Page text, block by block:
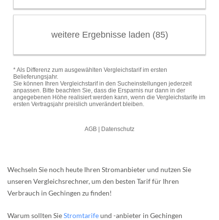
Wechseln Sie noch heute Ihren Stromanbieter und nutzen Sie
unseren Vergleichsrechner, um den besten Tarif für Ihren
Verbrauch in Gechingen zu finden!
Warum sollten SieStromtarifeund -anbieter in Gechingen